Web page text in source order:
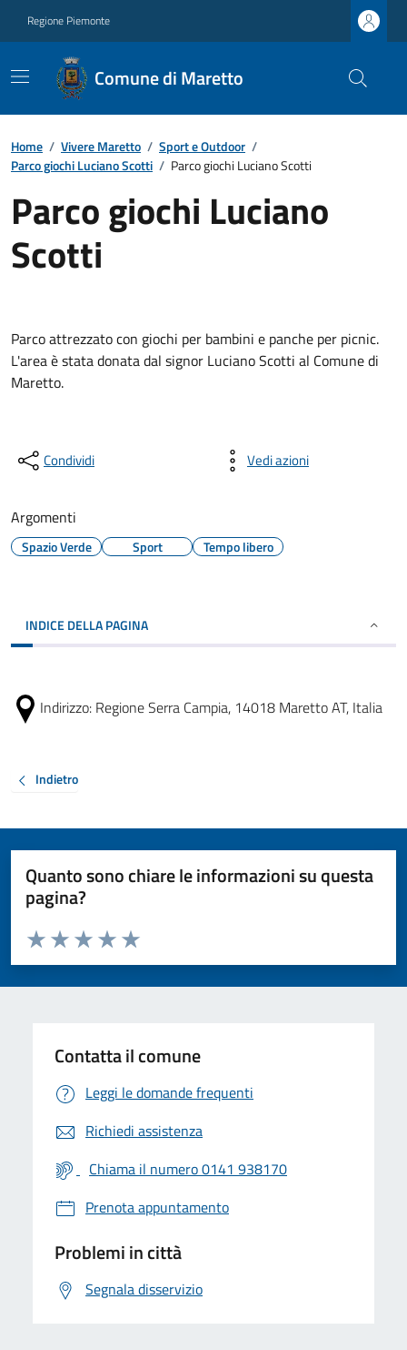
Regione Piemonte
Comune di Maretto
Home / Vivere Maretto / Sport e Outdoor /
Parco giochi Luciano Scotti / Parco giochi Luciano Scotti
Parco giochi Luciano
Scotti
Parco attrezzato con giochi per bambini e panche per picnic.
L'area è stata donata dal signor Luciano Scotti al Comune di
Maretto.
Condividi Vedi azioni
Argomenti
Spazio Verde Sport Tempo libero
INDICE DELLA PAGINA
Indirizzo: Regione Serra Campia, 14018 Maretto AT, Italia
Indietro
Quanto sono chiare le informazioni su questa
pagina?
Valuta da 1 a 5 stelle la pagina
Valuta 5 stelle su 5
Valuta 4 stelle su 5
Valuta 3 stelle su 5
Valuta 2 stelle su 5
Valuta 1 stelle su 5
Contatta il comune
Leggi le domande frequenti
Richiedi assistenza
Chiama il numero 0141 938170
Prenota appuntamento
Problemi in città
Segnala disservizio